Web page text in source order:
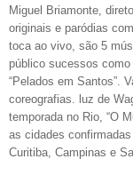
Miguel Briamonte,
originais e paródias
toca ao vivo, são 5
público sucessos como
“Pelados em Santos”.
coreografias. luz de
temporada no Rio, “O
as cidades
Curitiba, Campinas e